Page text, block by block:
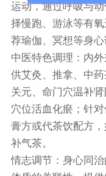
运动，通过呼吸与
择慢跑、游泳等有
荐瑜伽、冥想等身心
中医特色调理：内
供艾灸、推拿、中
关元、命门穴温补
穴位活血化瘀；针
膏方或代茶饮配方
补气茶。
情志调节：身心同